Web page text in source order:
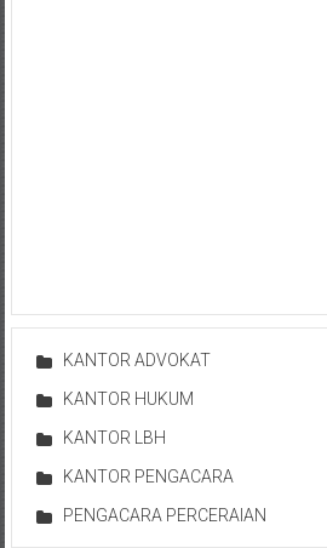
/
Law
Firm
Kantor
Pengacara
KANTOR ADVOKAT
KANTOR HUKUM
KANTOR LBH
KANTOR PENGACARA
PENGACARA PERCERAIAN